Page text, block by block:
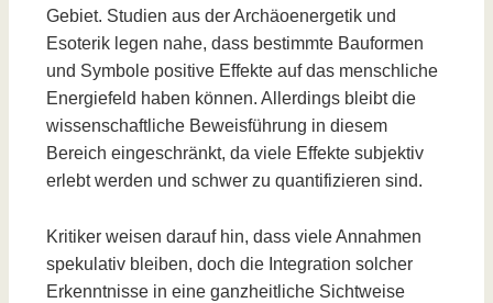
Gebiet. Studien aus der Archäoenergetik und
Esoterik legen nahe, dass bestimmte Bauformen
und Symbole positive Effekte auf das menschliche
Energiefeld haben können. Allerdings bleibt die
wissenschaftliche Beweisführung in diesem
Bereich eingeschränkt, da viele Effekte subjektiv
erlebt werden und schwer zu quantifizieren sind.
Kritiker weisen darauf hin, dass viele Annahmen
spekulativ bleiben, doch die Integration solcher
Erkenntnisse in eine ganzheitliche Sichtweise